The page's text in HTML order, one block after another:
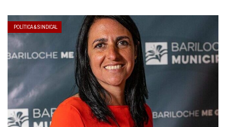
POLÍTICA & SINDICAL